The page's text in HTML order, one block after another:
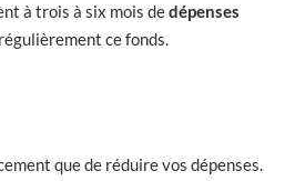
à trois à six mois dedépenses
ce fonds.
que de réduire vos dépenses.